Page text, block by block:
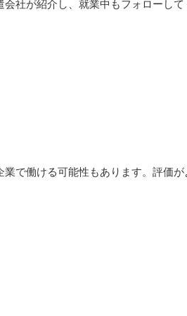
社が紹介し、就業中もフォローし
で働ける可能性もあります。評価